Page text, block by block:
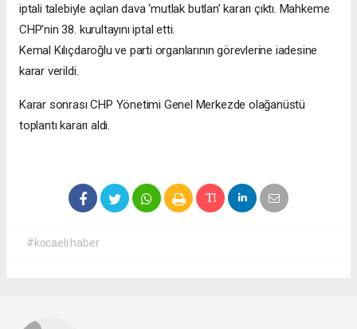
iptali talebiyle açılan dava ‘mutlak butlan’ kararı çıktı. Mahkeme
CHP'nin 38. kurultayını iptal etti.
Kemal Kılıçdaroğlu ve parti organlarının görevlerine iadesine
karar verildi.
Karar sonrası CHP Yönetimi Genel Merkezde olağanüstü
toplantı kararı aldı.
#kocaeli haber